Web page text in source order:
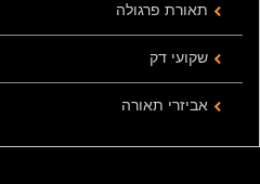
תאורת פרגולה
שקועי דק
אביזרי תאורה